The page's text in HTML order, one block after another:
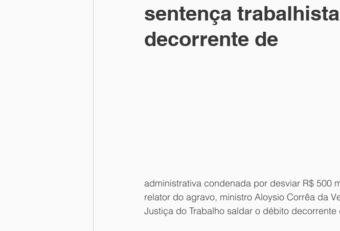
sentença
decorrente de
administrativa condenada por desviar R$ 500
relator do agravo, ministro Aloysio Corrêa da
Justiça do Trabalho saldar o débito